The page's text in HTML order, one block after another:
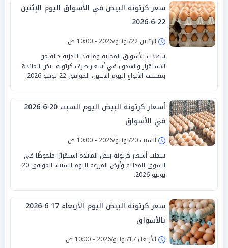
سعر كرتونة البيض في الأسواق اليوم الإثنين
22-6-2026
الإثنين 22/يونيو/2026 - 10:00 ص
شهدت الأسواق المحلية ومنافذ التجزئة حالة من
الاستقرار والهدوء في أسعار صرف كرتونة بيض المائدة
بمختلف الأنواع اليوم الإثنين، الموافق 22 يونيو 2026.
أسعار كرتونة البيض اليوم السبت 20-6-2026
في الأسواق
السبت 20/يونيو/2026 - 10:00 ص
سجلت أسعار كرتونة بيض المائدة استقرارًا ملحوظًا في
السوق المحلية وأرض المزرعة اليوم السبت، الموافق 20
يونيو 2026.
سعر كرتونة البيض اليوم الأربعاء 17-6-2026
بالأسواق
الأربعاء 17/يونيو/2026 - 10:00 ص